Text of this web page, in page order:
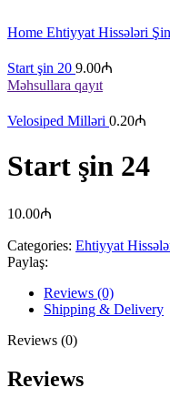
Home Ehtiyyat Hissələri
Start şin 20 9.00₼
Məhsullara qayıt
Velosiped Milləri 0.20₼
Start şin 24
10.00₼
Categories: Ehtiyyat
Paylaş:
Reviews (0)
Shipping & Delivery
Reviews (0)
Reviews